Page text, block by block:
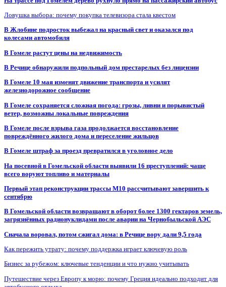
Ловушка выбора: почему покупка телевизора стала квестом
В Жлобине подросток выбежал на красный свет и оказался под
колесами автомобиля
В Гомеле растут цены на недвижимость
В Речице обнаружили подпольный дом престарелых без лицензии
В Гомеле 10 мая изменят движение транспорта и усилят
железнодорожное сообщение
В Гомеле сохраняется сложная погода: грозы, ливни и порывистый
ветер, возможны локальные повреждения
В Гомеле после взрыва газа продолжается восстановление
повреждённого жилого дома и переселение жильцов
В Гомеле штраф за проезд превратился в уголовное дело
На посевной в Гомельской области выявили 16 преступлений: чаще
всего воруют топливо и материалы
Первый этап реконструкции трассы М10 рассчитывают завершить к
сентябрю
В Гомельской области возвращают в оборот более 1300 гектаров земель,
загрязнённых радионуклидами после аварии на Чернобыльской АЭС
Сначала воровал, потом сжигал дома: в Речице вору дали 9,5 года
Как пережить утрату: почему поддержка играет ключевую роль
Бизнес за рубежом: ключевые тенденции и что нужно учитывать
Путешествие через Европу к морю: почему Греция идеально подходит для